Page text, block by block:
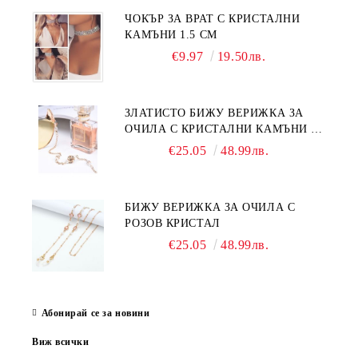
ЧОКЪР ЗА ВРАТ С КРИСТАЛНИ
КАМЪНИ 1.5 СМ
€9.97 19.50лв.
ЗЛАТИСТО БИЖУ ВЕРИЖКА ЗА
ОЧИЛА С КРИСТАЛНИ КАМЪНИ И
€25.05 48.99лв.
БИЖУ ВЕРИЖКА ЗА ОЧИЛА С
РОЗОВ КРИСТАЛ
€25.05 48.99лв.
Абонирай се за новини
Виж всички